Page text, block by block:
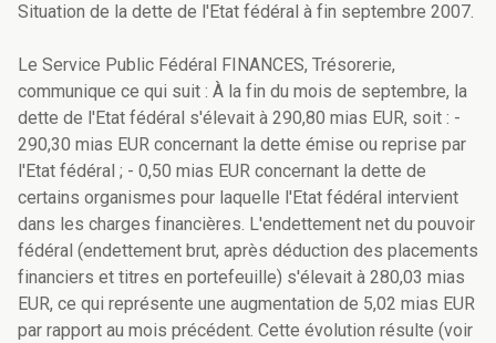
Situation de la dette de l'Etat fédéral à fin septembre 2007.
Le Service Public Fédéral FINANCES, Trésorerie,
communique ce qui suit : À la fin du mois de septembre, la
dette de l'Etat fédéral s'élevait à 290,80 mias EUR, soit : -
290,30 mias EUR concernant la dette émise ou reprise par
l'Etat fédéral ; - 0,50 mias EUR concernant la dette de
certains organismes pour laquelle l'Etat fédéral intervient
dans les charges financières. L'endettement net du pouvoir
fédéral (endettement brut, après déduction des placements
financiers et titres en portefeuille) s'élevait à 280,03 mias
EUR, ce qui représente une augmentation de 5,02 mias EUR
par rapport au mois précédent. Cette évolution résulte (voir